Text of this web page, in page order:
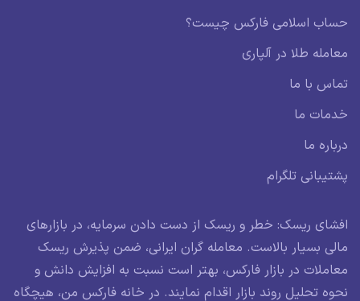
حساب اسلامی فارکس چیست؟
معامله طلا در آلپاری
تماس با ما
خدمات ما
درباره ما
پشتیبانی تلگرام
افشای ریسک: خطر و ریسک از دست دادن سرمایه، در بازارهای
مالی بسیار بالاست. معامله گران ایرانی، ضمن پذیرش ریسک
معاملات در بازار فارکس، بهتر است نسبت به افزایش دانش و
نحوه تحلیل روند بازار اقدام نمایند. در خانه فارکس من، هیچگاه